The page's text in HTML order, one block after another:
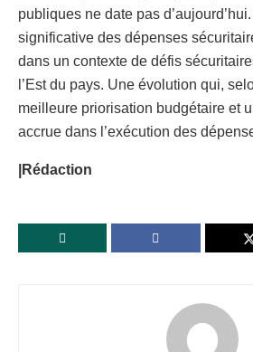
publiques ne date pas
significative des dépenses
dans un contexte de défis
l’Est du pays. Une évolution qui,
meilleure priorisation budgétaire et
accrue dans l’exécution des
|Rédaction